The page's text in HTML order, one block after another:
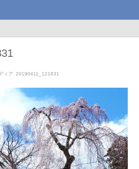
ィア 20190411_121831